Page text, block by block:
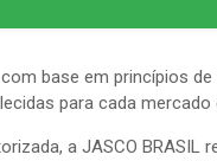
base em princípios
para cada mercado
a JASCO BRASIL